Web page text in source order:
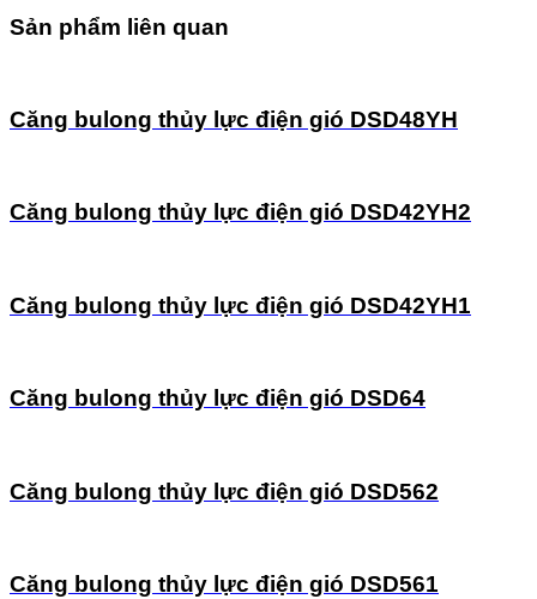
Sản phẩm liên quan
Căng bulong thủy lực điện gió DSD48YH
Căng bulong thủy lực điện gió DSD42YH2
Căng bulong thủy lực điện gió DSD42YH1
Căng bulong thủy lực điện gió DSD64
Căng bulong thủy lực điện gió DSD562
Căng bulong thủy lực điện gió DSD561